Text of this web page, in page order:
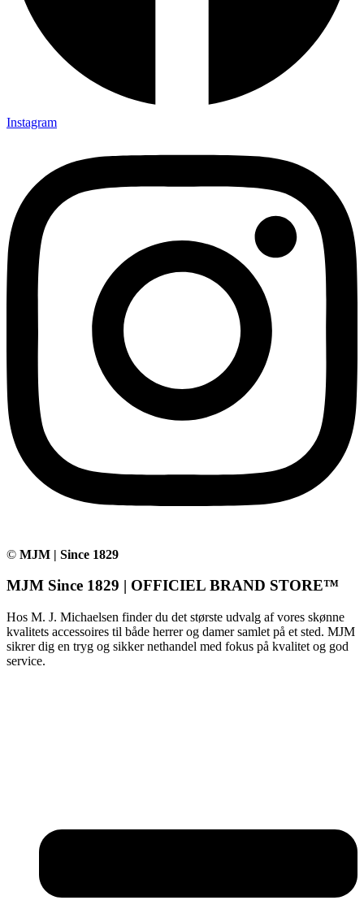
Instagram
© MJM | Since 1829
MJM Since 1829 | OFFICIEL BRAND STORE™
Hos M. J. Michaelsen finder du det største udvalg af vores skønne
kvalitets accessoires til både herrer og damer samlet på et sted. MJM
sikrer dig en tryg og sikker nethandel med fokus på kvalitet og god
service.